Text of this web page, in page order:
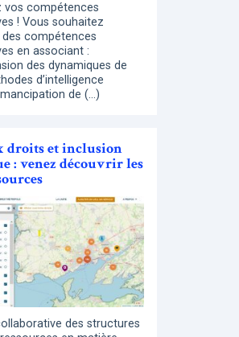
vos compétences
! Vous souhaitez
des compétences
en associant :
des dynamiques de
d’intelligence
de (…)
droits et inclusion
: venez découvrir les
des structures